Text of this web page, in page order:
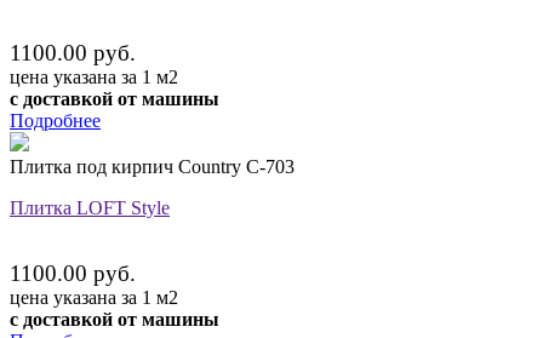
1100.00 руб.
цена указана за 1 м2
с доставкой от машины
Подробнее
Плитка под кирпич Country C-703
Плитка LOFT Style
1100.00 руб.
цена указана за 1 м2
с доставкой от машины